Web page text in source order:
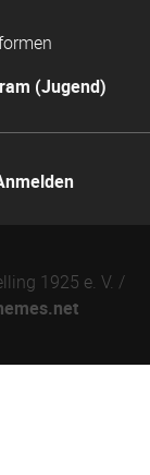
(Jugend)
1925 e. V. /